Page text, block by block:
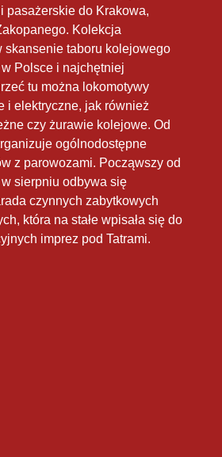
pasażerskie do Krakowa,
Kolekcja
skansenie taboru kolejowego
Polsce i najchętniej
tu można lokomotywy
i elektryczne, jak również
czy żurawie kolejowe. Od
ogólnodostępne
z parowozami. Począwszy od
sierpniu odbywa się
czynnych zabytkowych
która na stałe wpisała się do
imprez pod Tatrami.